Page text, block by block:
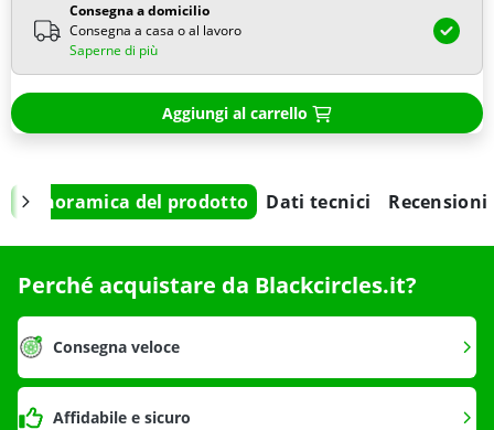
Consegna a domicilio
Consegna a casa o al lavoro
Saperne di più
Aggiungi al carrello
Panoramica del prodotto Dati tecnici Recensioni
Perché acquistare da Blackcircles.it?
Consegna veloce
Affidabile e sicuro